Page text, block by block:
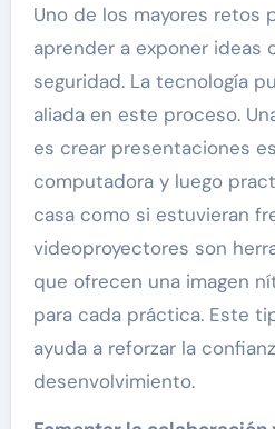
Uno de los mayores retos
aprender a exponer ideas
seguridad. La tecnología
aliada en este proceso.
es crear presentaciones
computadora y luego
casa como si estuvieran
videoproyectores son
que ofrecen una imagen
para cada práctica. Este
ayuda a reforzar la
desenvolvimiento.